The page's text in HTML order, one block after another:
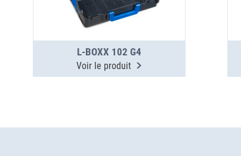
L-BOXX 102 G4
Voir le produit